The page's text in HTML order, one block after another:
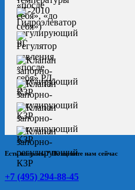
Есть вопросы? Позвоните нам сейчас
+7 (495) 294-88-45